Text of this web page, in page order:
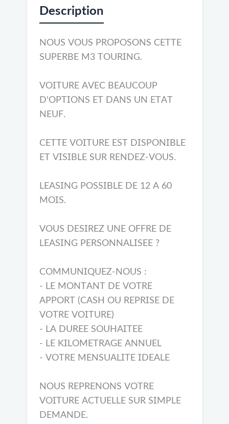
Description
NOUS VOUS PROPOSONS CETTE
SUPERBE M3 TOURING.
VOITURE AVEC BEAUCOUP
D'OPTIONS ET DANS UN ETAT
NEUF.
CETTE VOITURE EST DISPONIBLE
ET VISIBLE SUR RENDEZ-VOUS.
LEASING POSSIBLE DE 12 A 60
MOIS.
VOUS DESIREZ UNE OFFRE DE
LEASING PERSONNALISEE ?
COMMUNIQUEZ-NOUS :
- LE MONTANT DE VOTRE
APPORT (CASH OU REPRISE DE
VOTRE VOITURE)
- LA DUREE SOUHAITEE
- LE KILOMETRAGE ANNUEL
- VOTRE MENSUALITE IDEALE
NOUS REPRENONS VOTRE
VOITURE ACTUELLE SUR SIMPLE
DEMANDE.